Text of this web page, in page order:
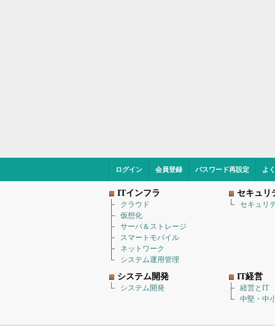
ログイン 会員登録 パスワード再設定 よ
ITインフラ
クラウド
仮想化
サーバ＆ストレージ
スマートモバイル
ネットワーク
システム運用管理
セキュリ
セキュリ
システム開発
システム開発
IT経営
経営とIT
中堅・中